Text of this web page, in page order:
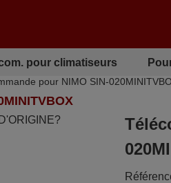
pour climatiseurs
pour NIMO SIN-